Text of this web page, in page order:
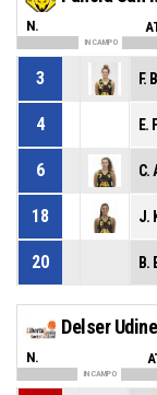
N.
IN CAMPO
3 F.
4 E.
6 C.
18 J.
20 B.
Delser Udine
N.
IN CAMPO